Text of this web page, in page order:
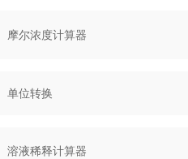
摩尔浓度计算器
单位转换
溶液稀释计算器